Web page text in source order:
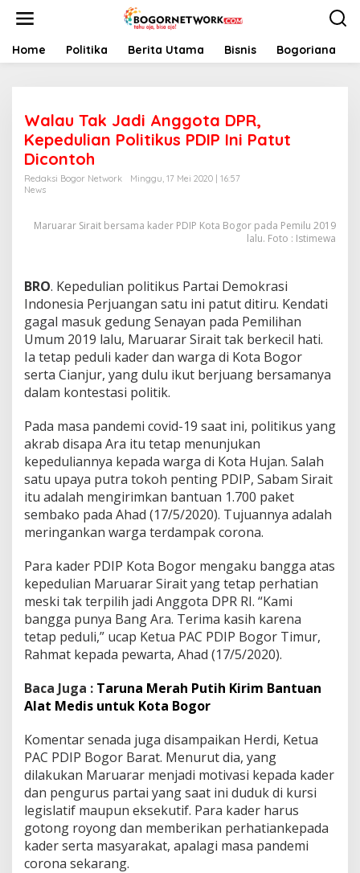
t
Home Politika Berita Utama Bisnis Bogoriana
Walau Tak Jadi Anggota DPR,
Kepedulian Politikus PDIP Ini Patut
Dicontoh
Redaksi Bogor Network
Minggu, 17 Mei 2020 | 16:57
News
Maruarar Sirait bersama kader PDIP Kota Bogor pada Pemilu 2019
lalu. Foto : Istimewa
BRO. Kepedulian politikus Partai Demokrasi
Indonesia Perjuangan satu ini patut ditiru. Kendati
gagal masuk gedung Senayan pada Pemilihan
Umum 2019 lalu, Maruarar Sirait tak berkecil hati.
Ia tetap peduli kader dan warga di Kota Bogor
serta Cianjur, yang dulu ikut berjuang bersamanya
dalam kontestasi politik.
Pada masa pandemi covid-19 saat ini, politikus yang
akrab disapa Ara itu tetap menunjukan
kepeduliannya kepada warga di Kota Hujan. Salah
satu upaya putra tokoh penting PDIP, Sabam Sirait
itu adalah mengirimkan bantuan 1.700 paket
sembako pada Ahad (17/5/2020). Tujuannya adalah
meringankan warga terdampak corona.
Para kader PDIP Kota Bogor mengaku bangga atas
kepedulian Maruarar Sirait yang tetap perhatian
meski tak terpilih jadi Anggota DPR RI. “Kami
bangga punya Bang Ara. Terima kasih karena
tetap peduli,” ucap Ketua PAC PDIP Bogor Timur,
Rahmat kepada pewarta, Ahad (17/5/2020).
Baca Juga : Taruna Merah Putih Kirim Bantuan
Alat Medis untuk Kota Bogor
Komentar senada juga disampaikan Herdi, Ketua
PAC PDIP Bogor Barat. Menurut dia, yang
dilakukan Maruarar menjadi motivasi kepada kader
dan pengurus partai yang saat ini duduk di kursi
legislatif maupun eksekutif. Para kader harus
gotong royong dan memberikan perhatiankepada
kader serta masyarakat, apalagi masa pandemi
corona sekarang.